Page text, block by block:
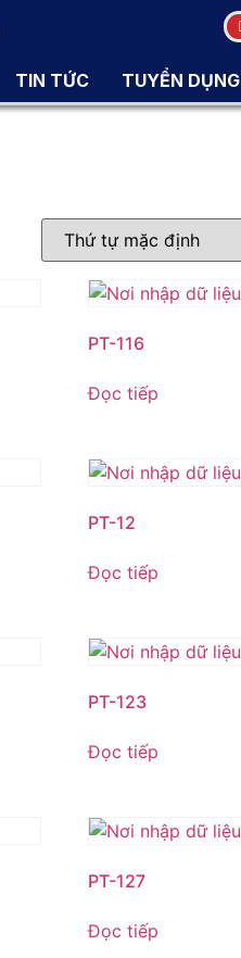
TIN TỨC TUYỂN DỤNG
PT-116
Đọc tiếp
PT-12
Đọc tiếp
PT-123
Đọc tiếp
PT-127
Đọc tiếp